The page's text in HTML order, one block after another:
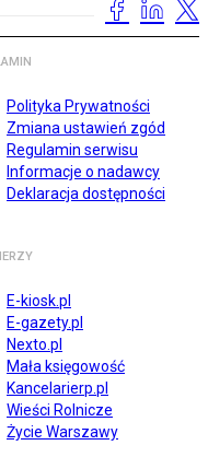
Polityka Prywatności
Zmiana ustawień zgód
Regulamin serwisu
Informacje o nadawcy
Deklaracja dostępności
E-kiosk.pl
E-gazety.pl
Nexto.pl
Mała księgowość
Kancelarierp.pl
Wieści Rolnicze
Życie Warszawy